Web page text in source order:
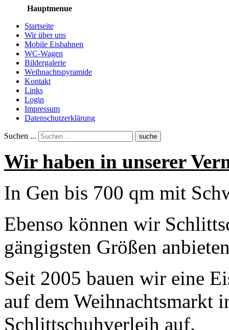
Hauptmenue
Startseite
Wir über uns
Mobile Eisbahnen
WC-Wagen
Bildergalerie
Weihnachtspyramide
Kontakt
Links
Login
Impressum
Datenschutzerklärung
Suchen ... suche
Wir haben in unserer
In Gen bis 700 qm mit
Ebenso können wir
gängigsten Größen
Seit 2005 bauen wir eine
auf dem Weihnachtsmarkt
Schlittschuhverleih auf.